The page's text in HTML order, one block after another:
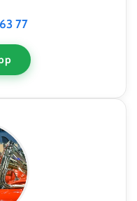
77